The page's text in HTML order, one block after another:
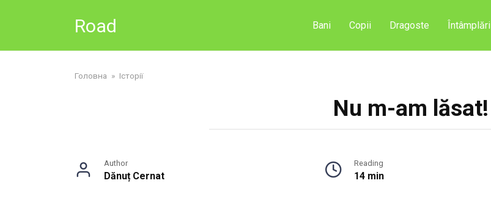
Road Bani Copii Dragoste Întâmplări
Головна » Історії
Nu m-am lăsat!
Author
Dănuț Cernat
Reading
14 min